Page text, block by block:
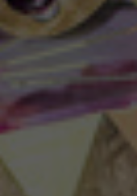
Spielstätten
Spielzeitheft